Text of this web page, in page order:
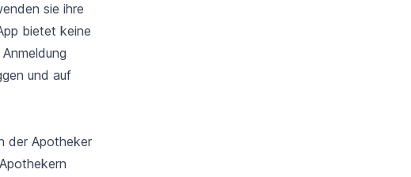
sie ihre
bietet keine
und auf
der Apotheker